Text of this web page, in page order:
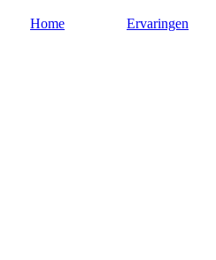
Home Ervaringen